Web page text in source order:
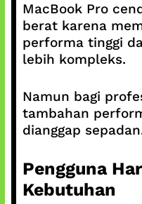
MacBook Pro
berat karena
performa tinggi
lebih kompleks.
Namun bagi
tambahan
dianggap
Pengguna
Kebutuhan